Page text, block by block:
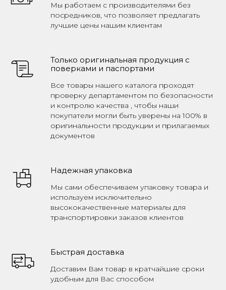
Мы работаем с производителями без
посредников, что позволяет предлагать
лучшие цены нашим клиентам
Только оригинальная продукция с
поверками и паспортами
Все товары нашего каталога проходят
проверку департаментом по безопасности
и контролю качества , чтобы наши
покупатели могли быть уверены на 100% в
оригинальности продукции и прилагаемых
документов
Надежная упаковка
Мы сами обеспечиваем упаковку товара и
используем исключительно
высококачественные материалы для
транспортировки заказов клиентов
Быстрая доставка
Доставим Вам товар в кратчайшие сроки
удобным для Вас способом